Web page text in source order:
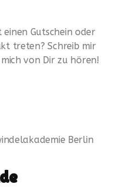
Gutschein oder
treten? Schreib mir
von Dir zu hören!
Berlin